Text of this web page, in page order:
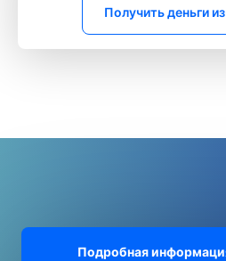
Получить деньги
Подробная